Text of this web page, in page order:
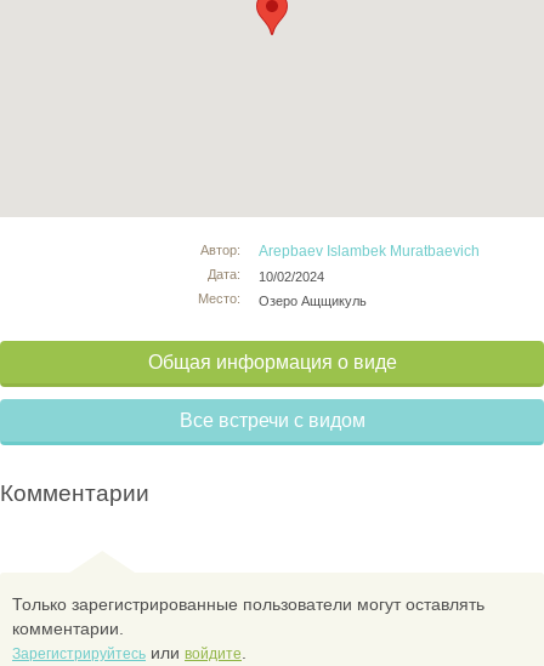
Автор:
Дата:
Место:
Arepbaev Islambek Muratbaevich
10/02/2024
Озеро Ащщикуль
Общая информация о виде
Все встречи с видом
Комментарии
Только зарегистрированные пользователи могут оставлять
комментарии.
Зарегистрируйтесь или войдите